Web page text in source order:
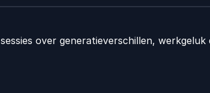
over generatieverschillen, werkgeluk